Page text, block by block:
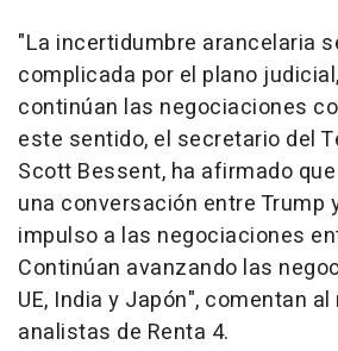
"La incertidumbre arancelaria
complicada por el plano
continúan las negociaciones
este sentido, el secretario del
Scott Bessent, ha afirmado
una conversación entre Trump
impulso a las negociaciones
Continúan avanzando las
UE, India y Japón", comentan
analistas de Renta 4.